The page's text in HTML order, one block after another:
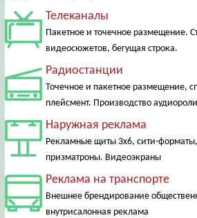
Телеканалы
Пакетное и точечное размещение.
видеосюжетов, бегущая строка.
Радиостанции
Точечное и пакетное размещение,
плейсмент. Производство
Наружная реклама
Рекламные щиты 3х6, сити-
призматроны. Видеоэкраны
Реклама на транспорте
Внешнее брендирование
внутрисалонная реклама